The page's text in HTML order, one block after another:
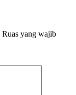
Ruas yang wajib